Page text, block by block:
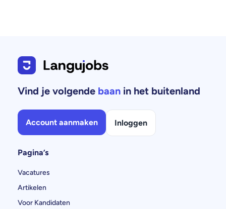
Vind je volgende baan in het buitenland
Account aanmaken Inloggen
Pagina’s
Vacatures
Artikelen
Voor Kandidaten